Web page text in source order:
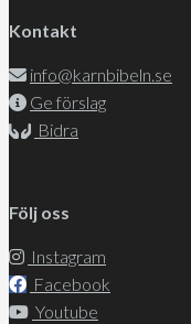
Kontakt
info@karnbibeln.se
Ge förslag
Bidra
Följ oss
Instagram
Facebook
Youtube